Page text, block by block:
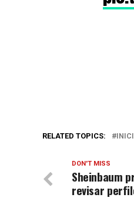
RELATED TOPICS:
DON'T MISS
Sheinbaum
revisar